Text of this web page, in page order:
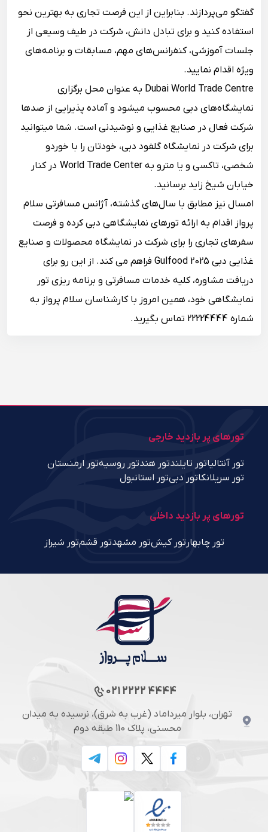
گفتگو می‌پردازند. بنابراین از این فرصت تجاری به بهترین نحو
استفاده کنید و برای تبادل دانش، شرکت در طیف وسیعی از
جلسات آموزشی، کنفرانس‌های مهم، مسابقات و برنامه‌های
ویژه اقدام نمایید.
Dubai World Trade Centre به عنوان محل برگزاری
نمایشگاه‌های دبی محسوب می‎شود و آماده پذیرایی از صدها
شرکت فعال در صنایع غذایی و نوشیدنی است. شما می‎توانید
برای شرکت در نمایشگاه گلفود دبی، خودتان را با خوردو
شخصی، تاکسی و یا مترو به World Trade Center در کنار
خیابان شیخ زاید برسانید.
امسال نیز مطابق با سال‌های گذشته، آژانس مسافرتی سلام
پرواز اقدام به ارائه تورهای نمایشگاهی دبی کرده و فرصت
سفرهای تجاری را برای شرکت در نمایشگاه محصولات و صنایع
غذایی دبی Gulfood 2025 فراهم می‎ کند. از این رو برای
دریافت مشاوره، کلیه خدمات مسافرتی و برنامه‌ ریزی تور
نمایشگاهی خود، همین امروز با کارشناسان سلام پرواز به
شماره 22224444 تماس بگیرید.
تورهای پر بازدید خارجی
تور آنتالیاتور تایلندتور هندتور روسیهتور ارمنستان
تور سریلانکاتور دبیتور استانبول
تورهای پر بازدید داخلی
تور چابهار تور کیشتور مشهدتور قشمتور شیراز
021 2222 4444
تهران، بلوار میرداماد (غرب به شرق)، نرسیده به میدان
محسنی، پلاک 110 طبقه دوم